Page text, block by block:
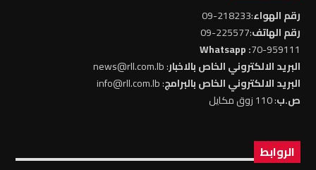
رقم الهواء:218233-09
رقم الهاتف:225577-09
70-959111
: Whatsapp
البريد الالكتروني الخاص بالاخبار: news@rll.com.lb
البريد الالكتروني الخاص بالبرامج: info@rll.com.lb
ص.ب: 110 زوق مكايل
الروابط